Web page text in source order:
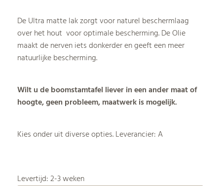
De Ultra matte lak zorgt voor naturel beschermlaag
over het hout voor optimale bescherming. De Olie
maakt de nerven iets donkerder en geeft een meer
natuurlijke bescherming.
Wilt u de boomstamtafel liever in een ander maat of
hoogte, geen probleem, maatwerk is mogelijk.
Kies onder uit diverse opties.Leverancier: A
Levertijd: 2-3 weken